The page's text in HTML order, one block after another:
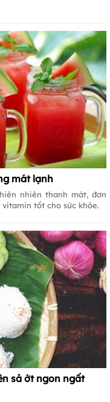
mát lạnh
nhiên thanh mát, đơn
tốt cho sức khỏe.
sả ớt ngon ngất